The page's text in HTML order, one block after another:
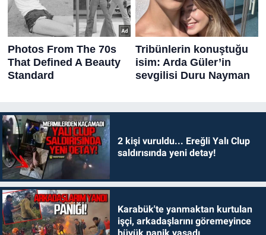
2 kişi vuruldu... Ereğli Yalı Clup
saldırısında yeni detay!
Karabük'te yanmaktan kurtulan
işçi, arkadaşlarını göremeyince